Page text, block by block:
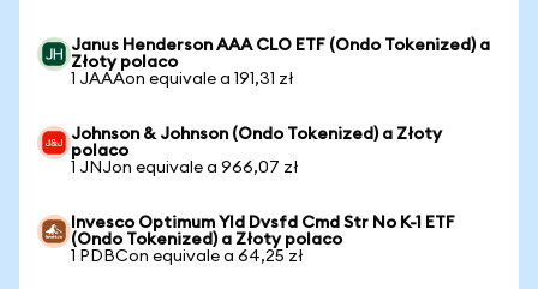
Janus Henderson AAA CLO ETF (Ondo Tokenized) a
Złoty polaco
1 JAAAon equivale a 191,31 zł
Johnson & Johnson (Ondo Tokenized) a Złoty
polaco
1 JNJon equivale a 966,07 zł
Invesco Optimum Yld Dvsfd Cmd Str No K-1 ETF
(Ondo Tokenized) a Złoty polaco
1 PDBCon equivale a 64,25 zł